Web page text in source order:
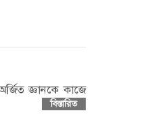
জ্ঞানকে কাজে
বিস্তারিত